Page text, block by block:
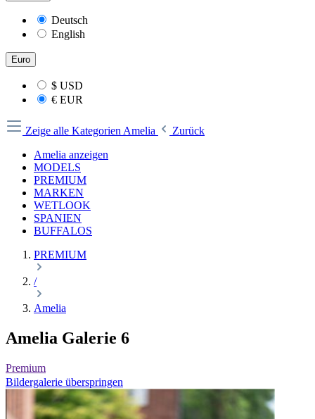
Deutsch
English
Euro
$ USD
€ EUR
Zeige alle Kategorien Amelia
Zurück
Amelia anzeigen
MODELS
PREMIUM
MARKEN
WETLOOK
SPANIEN
BUFFALOS
PREMIUM
/
Amelia
Amelia Galerie 6
Premium
Bildergalerie überspringen